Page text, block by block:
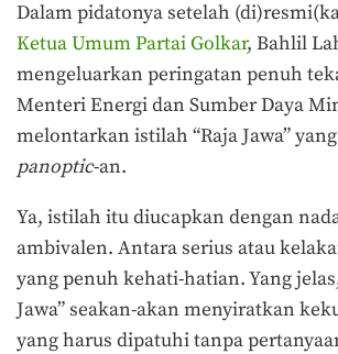
Dalam pidatonya setelah
Ketua Umum Partai Golkar, Bahlil
mengeluarkan peringatan penuh
Menteri Energi dan Sumber Daya
melontarkan istilah “Raja Jawa”
panoptic-an.
Ya, istilah itu diucapkan dengan
ambivalen. Antara serius atau
yang penuh kehati-hatian. Yang
Jawa” seakan-akan menyiratkan
yang harus dipatuhi tanpa